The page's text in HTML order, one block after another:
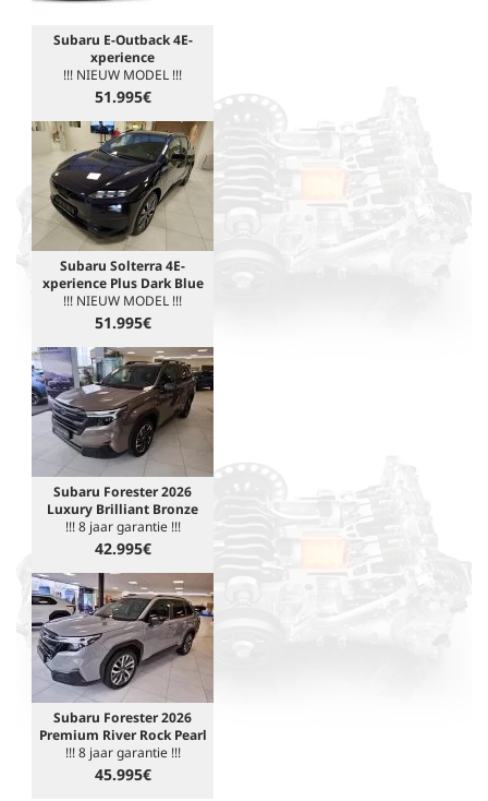
Subaru E-Outback 4E-
xperience
!!! NIEUW MODEL !!!
51.995€
Subaru Solterra 4E-
xperience Plus Dark Blue
!!! NIEUW MODEL !!!
51.995€
Subaru Forester 2026
Luxury Brilliant Bronze
!!! 8 jaar garantie !!!
42.995€
Subaru Forester 2026
Premium River Rock Pearl
!!! 8 jaar garantie !!!
45.995€